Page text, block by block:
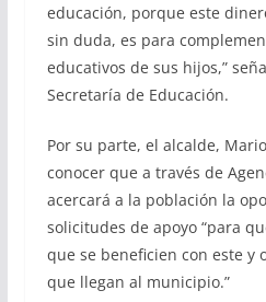
educación, porque este
sin duda, es para
educativos de sus hijos,”
Secretaría de Educación.
Por su parte, el alcalde,
conocer que a través de
acercará a la población la
solicitudes de apoyo “para
que se beneficien con este y
que llegan al municipio.”